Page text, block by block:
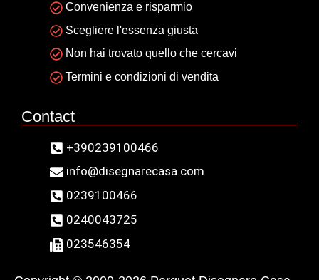
Convenienza e risparmio
Scegliere l'essenza giusta
Non hai trovato quello che cercavi
Termini e condizioni di vendita
Contact
+390239100466
info@disegnarecasa.com
0239100466
0240043725
023546354